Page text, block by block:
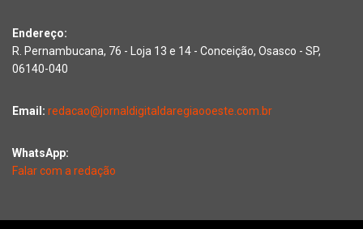
Endereço:
R. Pernambucana, 76 - Loja 13 e 14 - Conceição, Osasco - SP,
06140-040
Email: redacao@jornaldigitaldaregiaooeste.com.br
WhatsApp:
Falar com a redação